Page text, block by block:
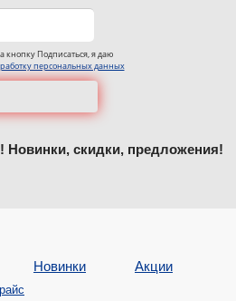
кнопку Подписаться, я даю
персональных данных
Новинки, скидки, предложения!
Новинки Акции